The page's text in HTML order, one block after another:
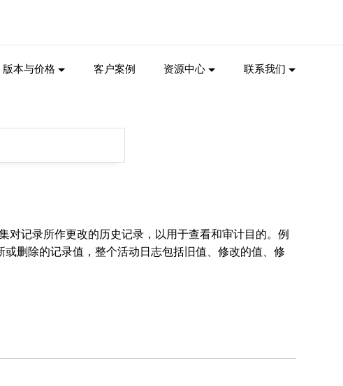
版本与价格 客户案例 资源中心 联系我们
对记录所作更改的历史记录，以用于查看和审计目的。例
或删除的记录值，整个活动日志包括旧值、修改的值、修